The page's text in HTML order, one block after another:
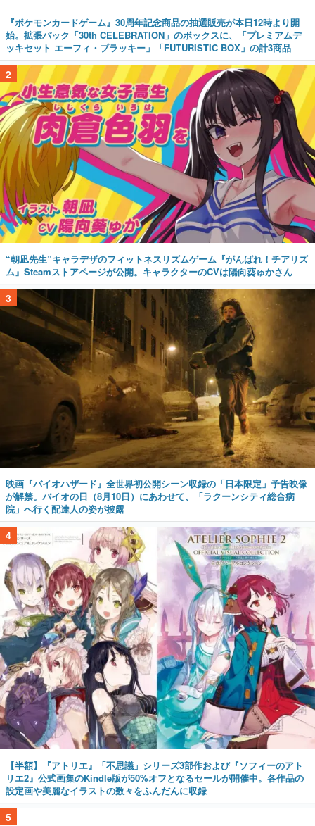
『ポケモンカードゲーム』30周年記念商品の抽選販売が本日12時より開
始。拡張パック「30th CELEBRATION」のボックスに、「プレミアムデ
ッキセット エーフィ・ブラッキー」「FUTURISTIC BOX」の計3商品
2
“朝凪先生”キャラデザのフィットネスリズムゲーム『がんばれ！チアリズ
ム』Steamストアページが公開。キャラクターのCVは陽向葵ゅかさん
3
映画『バイオハザード』全世界初公開シーン収録の「日本限定」予告映像
が解禁。バイオの日（8月10日）にあわせて、「ラクーンシティ総合病
院」へ行く配達人の姿が披露
4
【半額】『アトリエ』「不思議」シリーズ3部作および『ソフィーのアト
リエ2』公式画集のKindle版が50%オフとなるセールが開催中。各作品の
設定画や美麗なイラストの数々をふんだんに収録
5